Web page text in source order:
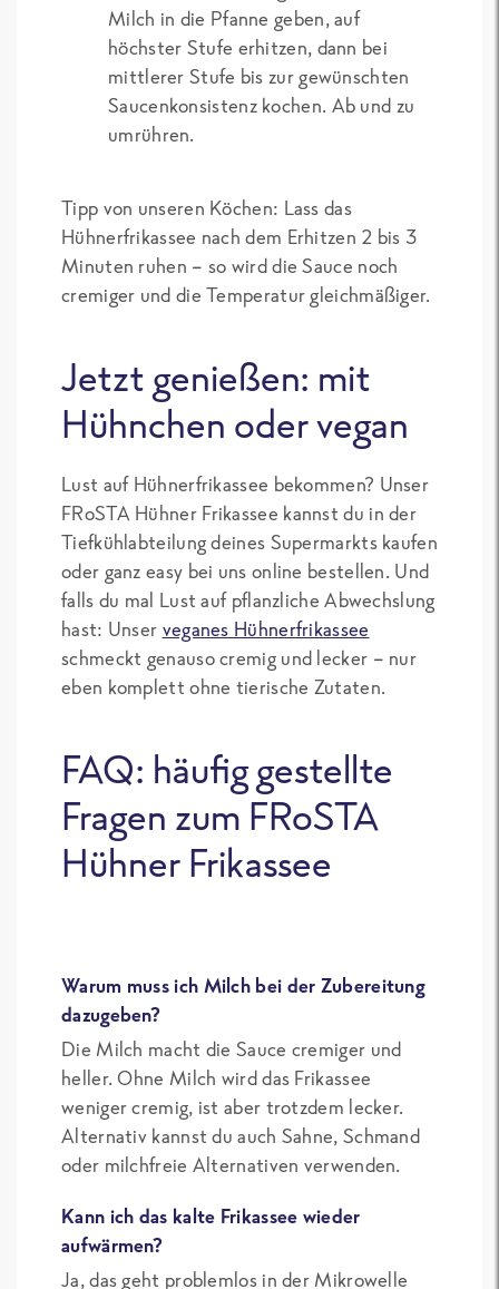
Milch in die Pfanne geben, auf
höchster Stufe erhitzen, dann bei
mittlerer Stufe bis zur gewünschten
Saucenkonsistenz kochen. Ab und zu
umrühren.
Tipp von unseren Köchen: Lass das
Hühnerfrikassee nach dem Erhitzen 2 bis 3
Minuten ruhen – so wird die Sauce noch
cremiger und die Temperatur gleichmäßiger.
Jetzt genießen: mit
Hühnchen oder vegan
Lust auf Hühnerfrikassee bekommen? Unser
FRoSTA Hühner Frikassee kannst du in der
Tiefkühlabteilung deines Supermarkts kaufen
oder ganz easy bei uns online bestellen. Und
falls du mal Lust auf pflanzliche Abwechslung
hast: Unser veganes Hühnerfrikassee
schmeckt genauso cremig und lecker – nur
eben komplett ohne tierische Zutaten.
FAQ: häufig gestellte
Fragen zum FRoSTA
Hühner Frikassee
Warum muss ich Milch bei der Zubereitung
dazugeben?
Die Milch macht die Sauce cremiger und
heller. Ohne Milch wird das Frikassee
weniger cremig, ist aber trotzdem lecker.
Alternativ kannst du auch Sahne, Schmand
oder milchfreie Alternativen verwenden.
Kann ich das kalte Frikassee wieder
aufwärmen?
Ja, das geht problemlos in der Mikrowelle